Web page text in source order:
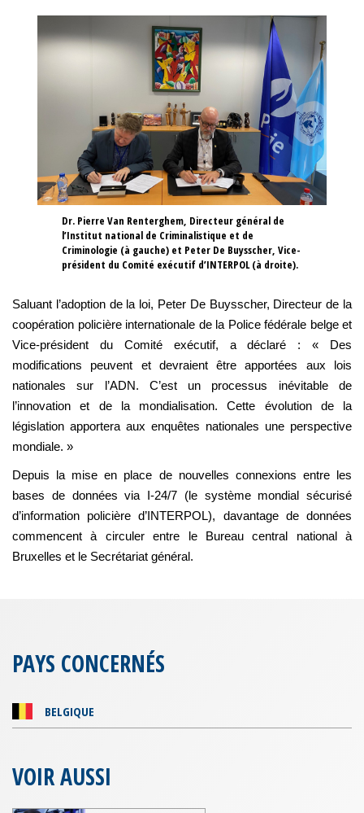
Dr. Pierre Van Renterghem, Directeur général de
l’Institut national de Criminalistique et de
Criminologie (à gauche) et Peter De Buysscher, Vice-
président du Comité exécutif d’INTERPOL (à droite).
Saluant l’adoption de la loi, Peter De Buysscher, Directeur de la
coopération policière internationale de la Police fédérale belge et
Vice-président du Comité exécutif, a déclaré : « Des
modifications peuvent et devraient être apportées aux lois
nationales sur l’ADN. C’est un processus inévitable de
l’innovation et de la mondialisation. Cette évolution de la
législation apportera aux enquêtes nationales une perspective
mondiale. »
Depuis la mise en place de nouvelles connexions entre les
bases de données via I-24/7 (le système mondial sécurisé
d’information policière d’INTERPOL), davantage de données
commencent à circuler entre le Bureau central national à
Bruxelles et le Secrétariat général.
PAYS CONCERNÉS
BELGIQUE
VOIR AUSSI